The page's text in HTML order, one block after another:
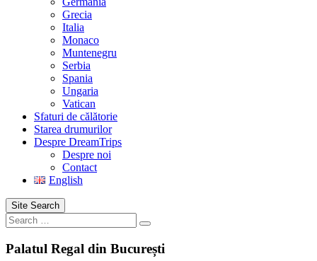
Grecia
Italia
Monaco
Muntenegru
Serbia
Spania
Ungaria
Vatican
Sfaturi de călătorie
Starea drumurilor
Despre DreamTrips
Despre noi
Contact
English
Site Search
Search
Palatul Regal din București